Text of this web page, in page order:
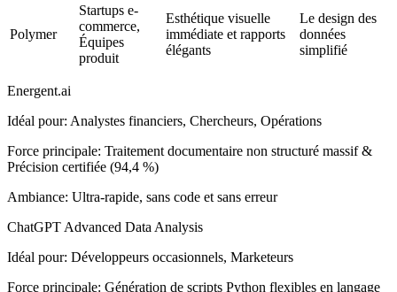
Polymer
Startups e-
commerce,
Équipes
produit
Esthétique visuelle
immédiate et rapports
élégants
Le design des
données
simplifié
Energent.ai
Idéal pour: Analystes financiers, Chercheurs, Opérations
Force principale: Traitement documentaire non structuré massif &
Précision certifiée (94,4 %)
Ambiance: Ultra-rapide, sans code et sans erreur
ChatGPT Advanced Data Analysis
Idéal pour: Développeurs occasionnels, Marketeurs
Force principale: Génération de scripts Python flexibles en langage